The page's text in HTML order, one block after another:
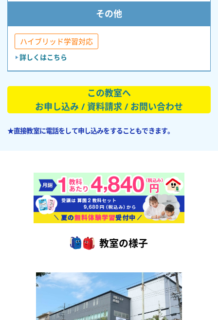
その他
ハイブリッド学習対応
詳しくはこちら
この教室へ
お申し込み / 資料請求 / お問い合わせ
★直接教室に電話をして申し込みをすることもできます。
教室の様子